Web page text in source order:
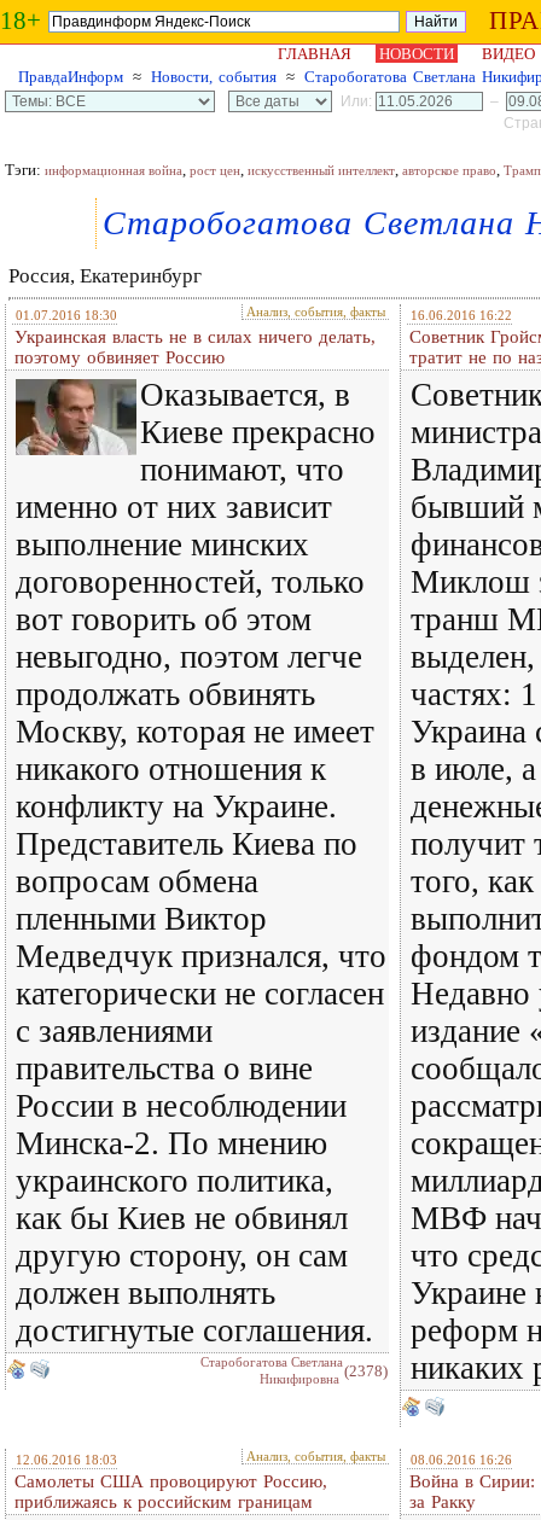
18+
ГЛАВНАЯ НОВОСТИ
ВИДЕО
ПравдаИнформ ≈ Новости, события ≈ Старобогатова Светлана
Или:
–
Тэги: информационная война, рост цен, искусственный интеллект, авторское право, Трамп
Старобогатова Светлана
Россия, Екатеринбург
01.07.2016 18:30 Анализ, события, факты
Украинская власть не в силах ничего делать,
поэтому обвиняет Россию
Оказывается, в
Киеве прекрасно
понимают, что
именно от них зависит
выполнение минских
договоренностей, только
вот говорить об этом
невыгодно, поэтом легче
продолжать обвинять
Москву, которая не имеет
никакого отношения к
конфликту на Украине.
Представитель Киева по
вопросам обмена
пленными Виктор
Медведчук признался, что
категорически не согласен
с заявлениями
правительства о вине
России в несоблюдении
Минска-2. По мнению
украинского политика,
как бы Киев не обвинял
другую сторону, он сам
должен выполнять
достигнутые соглашения.
Старобогатова Светлана
Никифировна (2378)
16.06.2016 16:22
Советник
тратит не по
бывший
Миклош
транш
выделен,
частях:
Украина
в июле,
получит
того,
фондом
Недавно
издание
МВФ
что
Украине
реформ
никаких
12.06.2016 18:03 Анализ, события, факты
Самолеты США провоцируют Россию,
приближаясь к российским границам
08.06.2016 16:26
Война в Сирии:
за Ракку